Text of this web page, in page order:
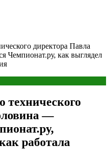
директора Павла
Чемпионат.ру, как выглядел
технического
—
работала